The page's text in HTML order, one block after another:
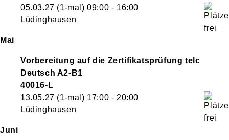
05.03.27 (1-mal)09:00 - 16:00
Lüdinghausen
Mai
Vorbereitung auf die Zertifikatsprüfung telc
Deutsch A2-B1
40016-L
13.05.27 (1-mal) 17:00 - 20:00
Lüdinghausen
Juni